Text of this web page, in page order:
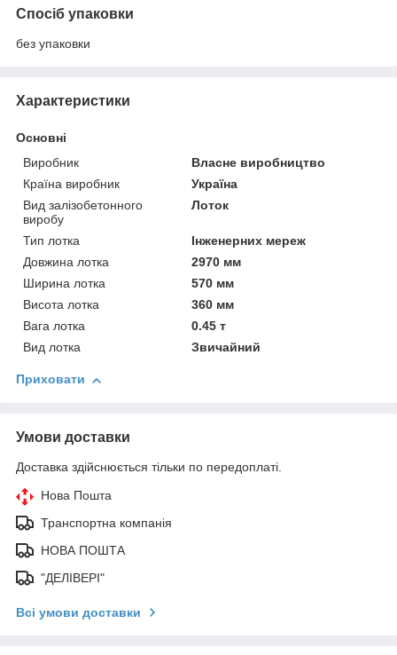
Спосіб упаковки
без упаковки
Характеристики
Основні
Виробник
Власне виробництво
Країна виробник
Україна
Вид залізобетонного
виробу
Лоток
Тип лотка
Інженерних мереж
Довжина лотка
2970 мм
Ширина лотка
570 мм
Висота лотка
360 мм
Вага лотка
0.45 т
Вид лотка
Звичайний
Приховати
Умови доставки
Доставка здійснюється тільки по передоплаті.
Нова Пошта
Транспортна компанія
НОВА ПОШТА
"ДЕЛІВЕРІ"
Всі умови доставки